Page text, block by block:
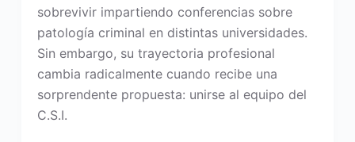
sobrevivir impartiendo conferencias sobre
patología criminal en distintas universidades.
Sin embargo, su trayectoria profesional
cambia radicalmente cuando recibe una
sorprendente propuesta: unirse al equipo del
C.S.I.